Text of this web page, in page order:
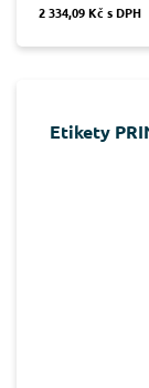
2 334,09 Kč s DPH
Etikety